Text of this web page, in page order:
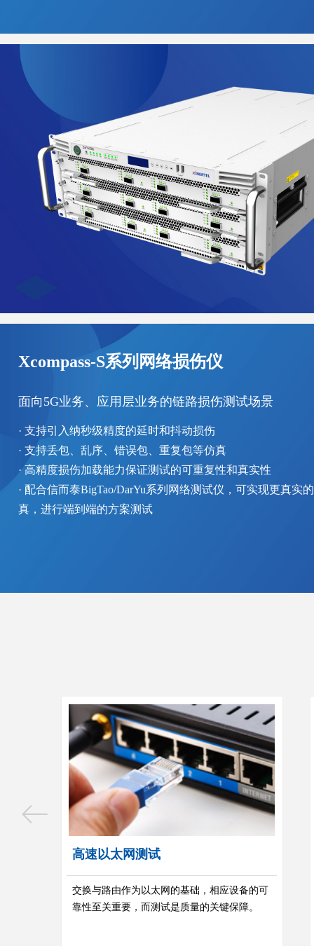
Xcompass-S系列网络损伤仪
面向5G业务、应用层业务的链路损伤测试场景
· 支持引入纳秒级精度的延时和抖动损伤
· 支持丢包、乱序、错误包、重复包等仿真
· 高精度损伤加载能力保证测试的可重复性和真实性
· 配合信而泰BigTao/DarYu系列网络测试仪，可实现更真
真，进行端到端的方案测试
高速以太网测试
交换与路由作为以太网的基础，相应设备的可
靠性至关重要，而测试是质量的关键保障。
ꂃ